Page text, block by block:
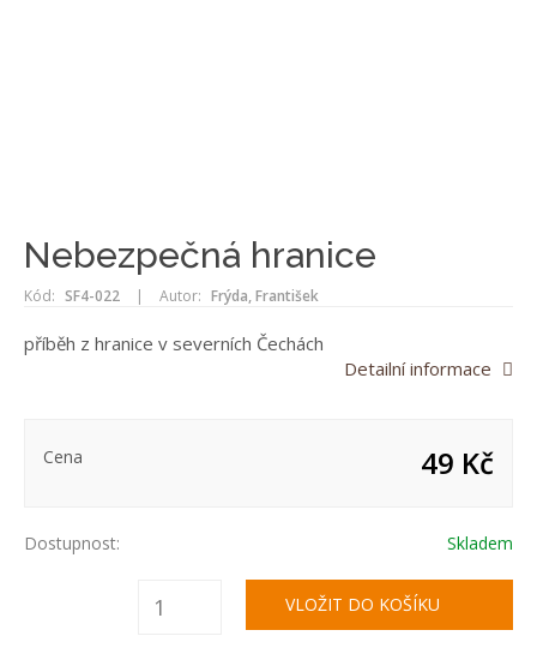
Nebezpečná hranice
Kód: SF4-022 | Autor: Frýda, František
příběh z hranice v severních Čechách
Detailní informace
Cena 49 Kč
Dostupnost: Skladem